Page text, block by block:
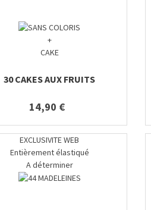
+
CAKE
30 CAKES AUX FRUITS
14,90 €
EXCLUSIVITE WEB
Entièrement élastiqué
A déterminer